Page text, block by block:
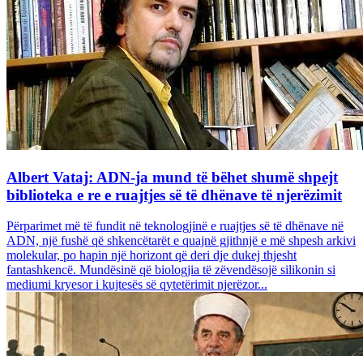
Albert Vataj: ADN-ja mund të bëhet shumë shpejt
biblioteka e re e ruajtjes së të dhënave të njerëzimit
Përparimet më të fundit në teknologjinë e ruajtjes së të dhënave në
ADN, një fushë që shkencëtarët e quajnë gjithnjë e më shpesh arkivi
molekular, po hapin një horizont që deri dje dukej thjesht
fantashkencë. Mundësinë që biologjia të zëvendësojë silikonin si
mediumi kryesor i kujtesës së qytetërimit njerëzor...